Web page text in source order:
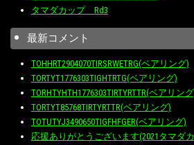
タマダカップ Rd3
最新コメント
TOHHRT2904070TIRSRWETRG(ベアリング)
TORTYT1776303TIGHTRTG(ベアリング)
TORHTYHTH1776303TIRTYRTTR(ベアリン
TORTYT85768TIRTYRTTR(ベアリング)
TOTUTYJ3490650TIGFHFGER(ベアリング)
応援ありがとうございます(2021タマダ